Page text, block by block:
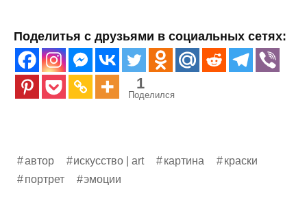
Поделитья с друзьями в социальных сетях:
1
Поделился
автор искусство | art картина
краски
портрет
эмоции